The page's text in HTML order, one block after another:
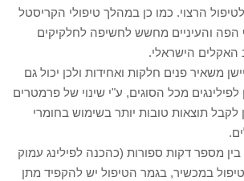
הרצוי. כמו כן במהלך טיפולי הקריסטל
הפה והעיניים מחשש לחשיפה לחלקיקים
האקלים הישראלי.
משאיר פנים חלקות ואחידות ולכן יכול גם
מכל הסוגים, ע"י שינוי של פרמטרים
לקבל תוצאות טובות יותר בשימוש בחומרי
מספר דקות ספורות (כהכנה לפילינג עמוק
ל-30 דקות טיפול במכשיר, בגמר הטיפול יש להקפיד מתן